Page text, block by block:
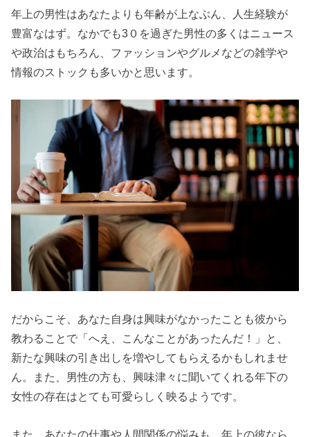
年上の男性はあなたよりも年齢が上なぶん、人生経験が
豊富なはず。なかでも3０を過ぎた男性の多くはニュース
や政治はもちろん、ファッションやグルメなどの雑学や
情報のストックも多いかと思います。
だからこそ、あなた自身は興味がなかったことも彼から
教わることで「へえ、こんなことがあったんだ！」と、
新たな興味の引き出しを増やしてもらえるかもしれませ
ん。また、男性の方も、興味津々に聞いてくれる年下の
女性の存在はとても可愛らしく映るようです。
また、あなたの仕事や人間関係の悩みも、年上の彼なら